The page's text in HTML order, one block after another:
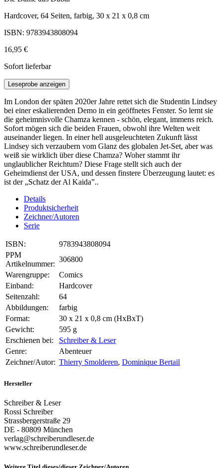
Hardcover, 64 Seiten, farbig, 30 x 21 x 0,8 cm
ISBN: 9783943808094
16,95 €
Sofort lieferbar
Leseprobe anzeigen
Im London der späten 2020er Jahre rettet sich die Studentin Lindsey
bei einer eskalierenden Demo in ein geöffnetes Fenster. So lernt sie
die geheimnisvolle Chamza kennen - schön, elegant, immens reich.
Sofort mögen sich die beiden Frauen, obwohl ihre Welten weit
auseinander liegen. In einer hell ausgeleuchteten Zukunft lässt
Lindsey sich verzaubern vom Glanz des globalen Jet-Set, aber was
weiß sie wirklich über diese Chamza? Woher stammt ihr
unglaublicher Reichtum? Diese Frage stellt sich auch der
Geheimdienst der USA, und dessen finstere Überzeugung lautet: es
ist der „Schatz der Al Kaida”..
Details
Produktsicherheit
Zeichner/Autoren
Serie
ISBN:
9783943808094
PPM
Artikelnummer:
306800
Warengruppe:
Comics
Einband:
Hardcover
Seitenzahl:
64
Abbildungen:
farbig
Format:
30 x 21 x 0,8 cm (HxBxT)
Gewicht:
595 g
Erschienen bei:
Schreiber & Leser
Genre:
Abenteuer
Zeichner/Autor: Thierry Smolderen, Dominique Bertail
Hersteller
Schreiber & Leser
Rossi Schreiber
Strassbergerstraße 29
DE - 80809 München
verlag@schreiberundleser.de
www.schreiberundleser.de